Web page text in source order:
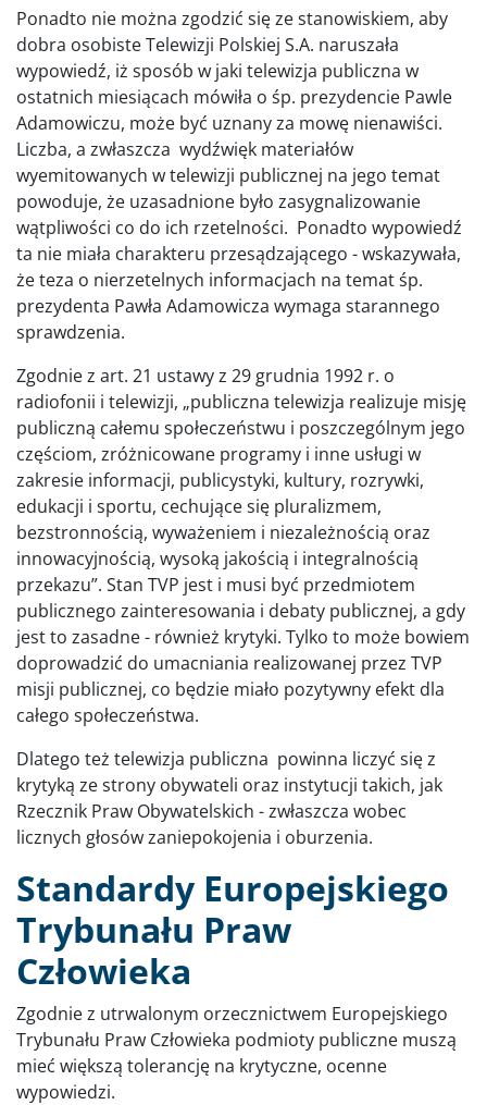
Ponadto nie można zgodzić się ze stanowiskiem, aby
dobra osobiste Telewizji Polskiej S.A. naruszała
wypowiedź, iż sposób w jaki telewizja publiczna w
ostatnich miesiącach mówiła o śp. prezydencie Pawle
Adamowiczu, może być uznany za mowę nienawiści.
Liczba, a zwłaszcza wydźwięk materiałów
wyemitowanych w telewizji publicznej na jego temat
powoduje, że uzasadnione było zasygnalizowanie
wątpliwości co do ich rzetelności. Ponadto wypowiedź
ta nie miała charakteru przesądzającego - wskazywała,
że teza o nierzetelnych informacjach na temat śp.
prezydenta Pawła Adamowicza wymaga starannego
sprawdzenia.
Zgodnie z art. 21 ustawy z 29 grudnia 1992 r. o
radiofonii i telewizji, „publiczna telewizja realizuje misję
publiczną całemu społeczeństwu i poszczególnym jego
częściom, zróżnicowane programy i inne usługi w
zakresie informacji, publicystyki, kultury, rozrywki,
edukacji i sportu, cechujące się pluralizmem,
bezstronnością, wyważeniem i niezależnością oraz
innowacyjnością, wysoką jakością i integralnością
przekazu”. Stan TVP jest i musi być przedmiotem
publicznego zainteresowania i debaty publicznej, a gdy
jest to zasadne - również krytyki. Tylko to może bowiem
doprowadzić do umacniania realizowanej przez TVP
misji publicznej, co będzie miało pozytywny efekt dla
całego społeczeństwa.
Dlatego też telewizja publiczna powinna liczyć się z
krytyką ze strony obywateli oraz instytucji takich, jak
Rzecznik Praw Obywatelskich - zwłaszcza wobec
licznych głosów zaniepokojenia i oburzenia.
Standardy Europejskiego
Trybunału Praw
Człowieka
Zgodnie z utrwalonym orzecznictwem Europejskiego
Trybunału Praw Człowieka podmioty publiczne muszą
mieć większą tolerancję na krytyczne, ocenne
wypowiedzi.